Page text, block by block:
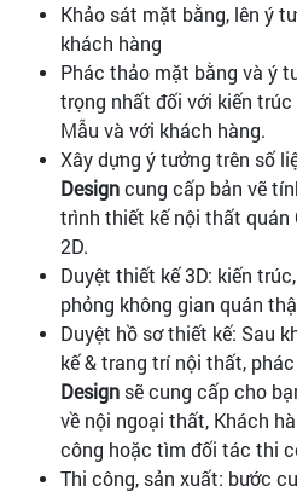
Khảo sát mặt bằng, lên ý
khách hàng
Phác thảo mặt bằng và ý
trọng nhất đối với kiến
Mẫu và với khách hàng.
Xây dựng ý tưởng trên số
Designcung cấp bản vẽ
trình thiết kế nội thất quán
2D.
Duyệt thiết kế 3D: kiến
phỏng không gian quán
Duyệt hồ sơ thiết kế: Sau
kế & trang trí nội thất,
Design sẽ cung cấp cho
về nội ngoại thất, Khách
công hoặc tìm đối tác thi
Thi công, sản xuất: bước